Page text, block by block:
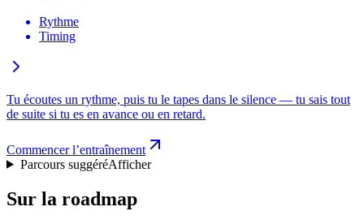
Rythme
Timing
Tu écoutes un rythme, puis tu le tapes dans le silence — tu sais tout
de suite si tu es en avance ou en retard.
Commencer l’entraînement
Parcours suggéréAfficher
Sur la roadmap